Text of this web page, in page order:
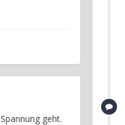
geht.